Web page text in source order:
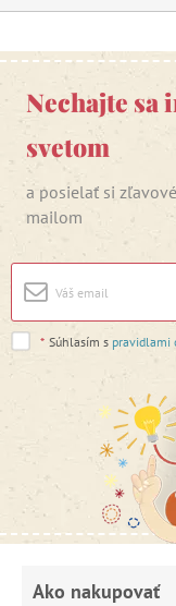
Nechajte sa
svetom
a posielať si
mailom
* Súhlasím s pravidlami
Ako nakupovať